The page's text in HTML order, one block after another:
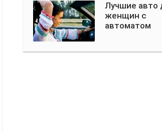
Лучшие авто
женщин с
автоматом